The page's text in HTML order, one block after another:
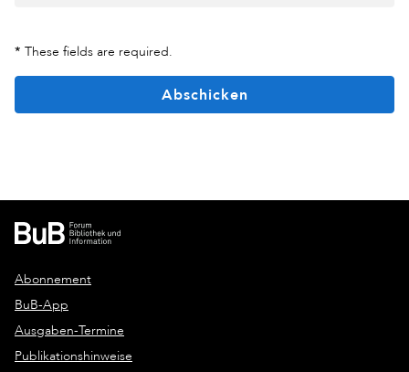
* These fields are required.
Abschicken
Abonnement
BuB-App
Ausgaben-Termine
Publikationshinweise